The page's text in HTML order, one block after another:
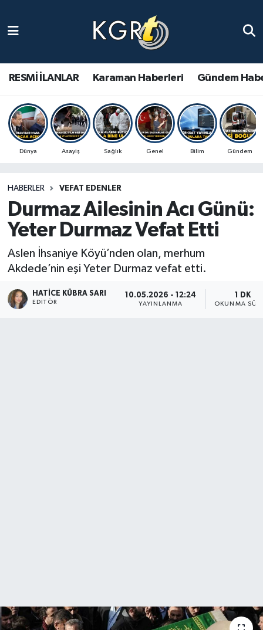
RESMİ İLANLAR Karaman Haberleri Gündem
Dünya Asayiş Sağlık Genel Bilim Gündem
HABERLER VEFAT EDENLER
Durmaz Ailesinin Acı Günü:
Yeter Durmaz Vefat Etti
Aslen İhsaniye Köyü’nden olan, merhum
Akdede’nin eşi Yeter Durmaz vefat etti.
HATICE KÜBRA SARI
EDITÖR
10.05.2026 - 12:24
YAYINLANMA
1 DK
OKUNMA
Gündem Haberleri
Güncel Haberler
Spor Haberleri
Ulusal Haberler
Vefat Edenler